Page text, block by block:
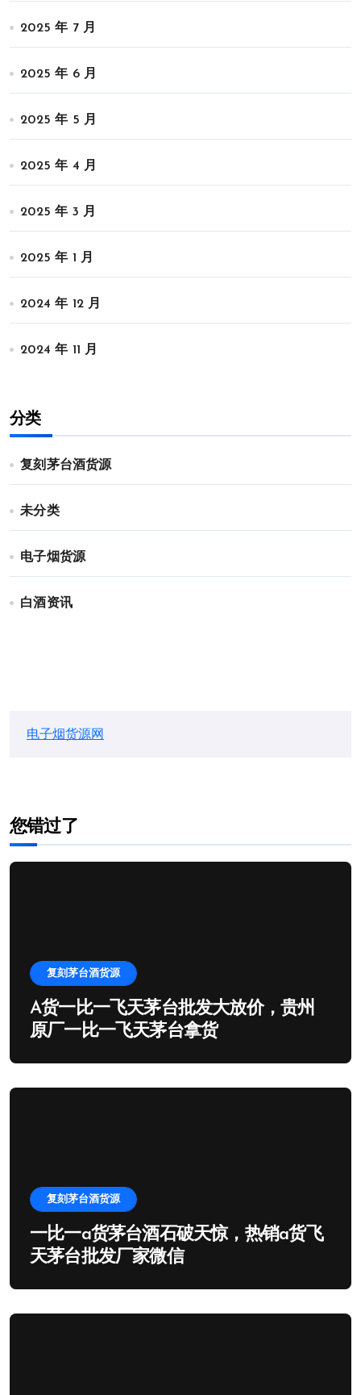
2025 年 7 月
2025 年 6 月
2025 年 5 月
2025 年 4 月
2025 年 3 月
2025 年 1 月
2024 年 12 月
2024 年 11 月
分类
复刻茅台酒货源
未分类
电子烟货源
白酒资讯
电子烟货源网
您错过了
复刻茅台酒货源
A货一比一飞天茅台批发大放价，贵州
原厂一比一飞天茅台拿货
复刻茅台酒货源
一比一a货茅台酒石破天惊，热销a货飞
天茅台批发厂家微信